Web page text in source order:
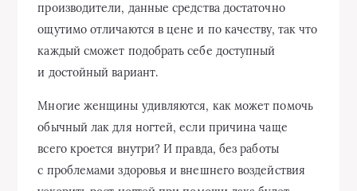
производители, данные средства достаточно
ощутимо отличаются в цене и по качеству, так что
каждый сможет подобрать себе доступный
и достойный вариант.
Многие женщины удивляются, как может помочь
обычный лак для ногтей, если причина чаще
всего кроется внутри? И правда, без работы
с проблемами здоровья и внешнего воздействия